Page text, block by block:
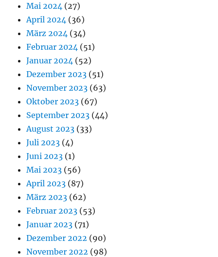
Mai 2024 (27)
April 2024 (36)
März 2024 (34)
Februar 2024 (51)
Januar 2024 (52)
Dezember 2023 (51)
November 2023 (63)
Oktober 2023 (67)
September 2023 (44)
August 2023 (33)
Juli 2023 (4)
Juni 2023 (1)
Mai 2023 (56)
April 2023 (87)
März 2023 (62)
Februar 2023 (53)
Januar 2023 (71)
Dezember 2022 (90)
November 2022 (98)